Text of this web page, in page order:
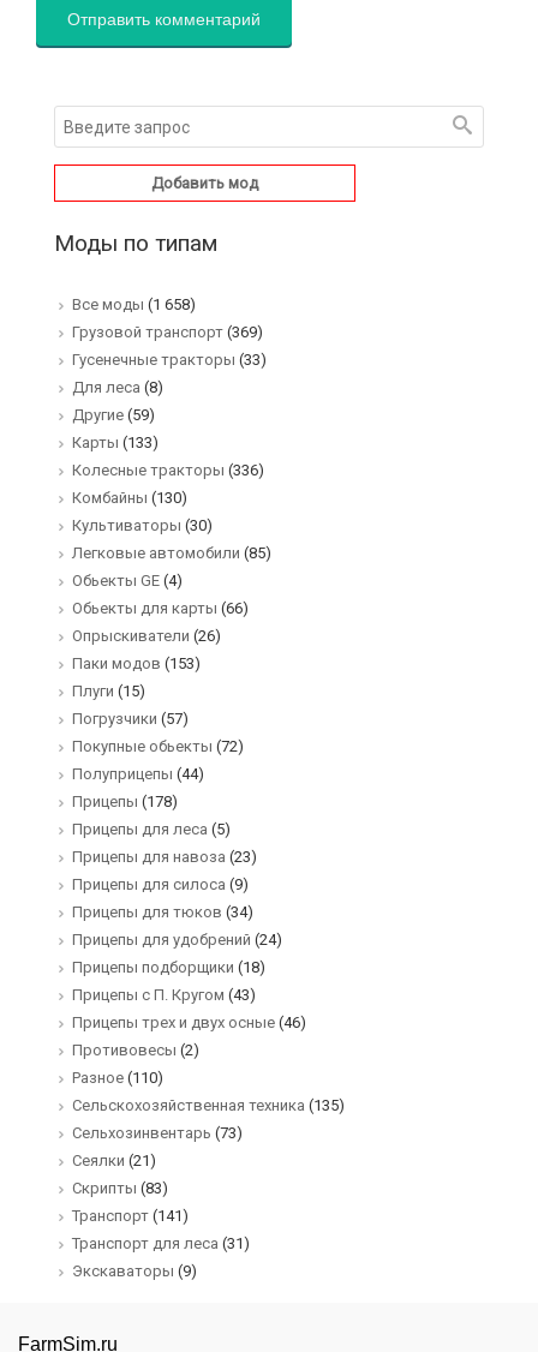
Добавить мод
Моды по типам
Все моды (1 658)
Грузовой транспорт (369)
Гусенечные тракторы (33)
Для леса (8)
Другие (59)
Карты (133)
Колесные тракторы (336)
Комбайны (130)
Культиваторы (30)
Легковые автомобили (85)
Обьекты GE (4)
Обьекты для карты (66)
Опрыскиватели (26)
Паки модов (153)
Плуги (15)
Погрузчики (57)
Покупные обьекты (72)
Полуприцепы (44)
Прицепы (178)
Прицепы для леса (5)
Прицепы для навоза (23)
Прицепы для силоса (9)
Прицепы для тюков (34)
Прицепы для удобрений (24)
Прицепы подборщики (18)
Прицепы с П. Кругом (43)
Прицепы трех и двух осные (46)
Противовесы (2)
Разное (110)
Сельскохозяйственная техника (135)
Сельхозинвентарь (73)
Сеялки (21)
Скрипты (83)
Транспорт (141)
Транспорт для леса (31)
Экскаваторы (9)
FarmSim.ru